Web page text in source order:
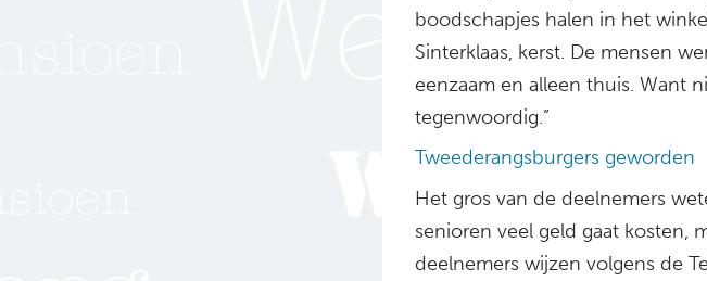
boodschapjes halen in het
Sinterklaas, kerst. De mensen
eenzaam en alleen thuis. Want
tegenwoordig.”
Tweederangsburgers geworden
Het gros van de deelnemers
senioren veel geld gaat kosten,
deelnemers wijzen volgens de